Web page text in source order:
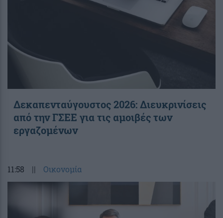
Δεκαπενταύγουστος 2026: Διευκρινίσεις
από την ΓΣΕΕ για τις αμοιβές των
εργαζομένων
11:58 || Οικονομία